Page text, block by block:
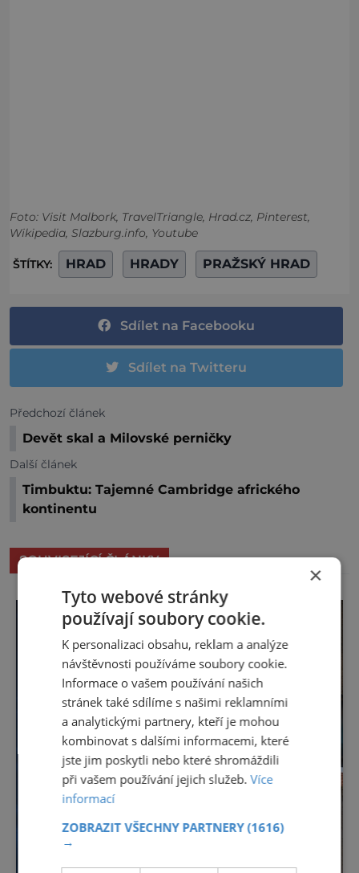
Foto: Visit Malbork, TravelTriangle, Hrad.cz, Pinterest,
Wikipedia, Slazburg.info, Youtube
ŠTÍTKY: HRAD HRADY PRAŽSKÝ HRAD
Sdílet na Facebooku
Sdílet na Twitteru
Předchozí článek
Devět skal a Milovské perničky
Další článek
Timbuktu: Tajemné Cambridge afrického
kontinentu
SOUVISEJÍCÍ ČLÁNKY
×
Tyto webové stránky
používají soubory cookie.
K personalizaci obsahu, reklam a analýze
návštěvnosti používáme soubory cookie.
Informace o vašem používání našich
stránek také sdílíme s našimi reklamními
a analytickými partnery, kteří je mohou
kombinovat s dalšími informacemi, které
jste jim poskytli nebo které shromáždili
při vašem používání jejich služeb.Více
informací
ZOBRAZIT VŠECHNY PARTNERY(1616)
→